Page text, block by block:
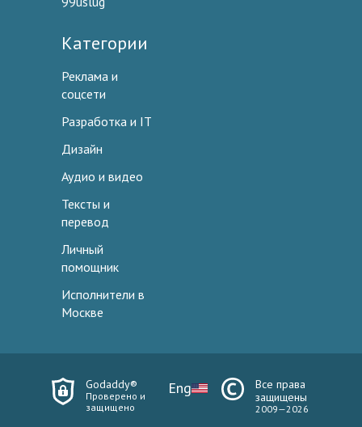
Категории
Реклама и
соцсети
Разработка и IT
Дизайн
Аудио и видео
Тексты и
перевод
Личный
помощник
Исполнители в
Москве
Godaddy®
Проверено и
защищено
Eng
Все права
защищены
2009—2026